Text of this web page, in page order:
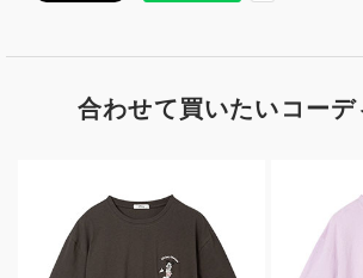
合わせて買いたいコーデ